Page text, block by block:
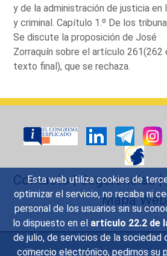
Esta web utiliza cookies de
optimizar el servicio, no recaba ni
personal de los usuarios sin su
lo dispuesto en el artículo 22.2 de
de julio, de servicios de la sociedad
comercio electrónico, pedimos su
y de la administración de justicia en
y criminal. Capítulo 1.º De los
Se discute la proposición de José
Zorraquín sobre el artículo 261(262
texto final), que se rechaza.
Contacto|Sugerencias|
Mapa Web
Preguntas Frecuentes